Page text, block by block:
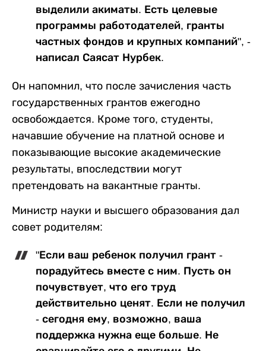
выделили акиматы. Есть целевые
программы работодателей, гранты
частных фондов и крупных компаний", -
написал Саясат Нурбек.
Он напомнил, что после зачисления часть
государственных грантов ежегодно
освобождается. Кроме того, студенты,
начавшие обучение на платной основе и
показывающие высокие академические
результаты, впоследствии могут
претендовать на вакантные гранты.
Министр науки и высшего образования дал
совет родителям:
"Если ваш ребенок получил грант -
порадуйтесь вместе с ним. Пусть он
почувствует, что его труд
действительно ценят. Если не получил
- сегодня ему, возможно, ваша
поддержка нужна еще больше. Не